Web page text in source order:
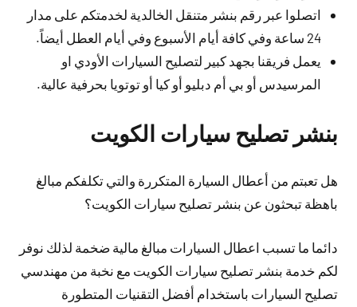
اتصلوا عبر رقم بنشر متنقل الخالدية لخدمتكم على مدار
24 ساعة وفي كافة أيام الأسبوع وفي أيام العطل أيضاً.
يعمل فريقنا بجهد كبير لتصليح السيارات الأودي او
المرسيدس أو بي أم دبليو أو كيا أو توتويا بحرفية عالية.
بنشر تصليح سيارات الكويت
هل تعبتم من أعطال السيارة المتكررة والتي تكلفكم مبالغ
باهظة تبحثون عن بنشر تصليح سيارات الكويت؟
دائما ما تسبب اعطال السيارات مبالغ مالية ضخمة لذلك نوفر
لكم خدمة بنشر تصليح سيارات الكويت مع نخبة من مهندسي
تصليح السيارات باستخدام أفضل التقنيات المتطورة